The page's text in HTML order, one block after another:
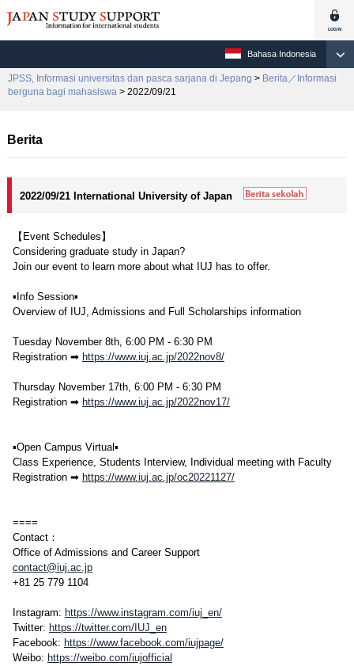
Bahasa Indonesia
JPSS, Informasi universitas dan pasca sarjana di Jepang > Berita／Informasi
berguna bagi mahasiswa > 2022/09/21
Berita
2022/09/21 International University of Japan
【Event Schedules】
Considering graduate study in Japan?
Join our event to learn more about what IUJ has to offer.
▪Info Session▪
Overview of IUJ, Admissions and Full Scholarships information
Tuesday November 8th, 6:00 PM - 6:30 PM
Registration ➡ https://www.iuj.ac.jp/2022nov8/
Thursday November 17th, 6:00 PM - 6:30 PM
Registration ➡ https://www.iuj.ac.jp/2022nov17/
▪Open Campus Virtual▪
Class Experience, Students Interview, Individual meeting with Faculty
Registration ➡ https://www.iuj.ac.jp/oc20221127/
====
Contact：
Office of Admissions and Career Support
contact@iuj.ac.jp
+81 25 779 1104
Instagram: https://www.instagram.com/iuj_en/
Twitter: https://twitter.com/IUJ_en
Facebook: https://www.facebook.com/iujpage/
Weibo: https://weibo.com/iujofficial